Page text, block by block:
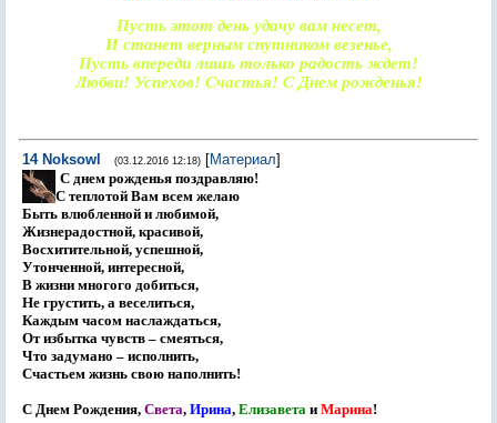
Пусть этот день удачу вам несет,
И станет верным спутником везенье,
Пусть впереди лишь только радость ждет!
Любви! Успехов! Счастья! С Днем рожденья!
14 Noksowl (03.12.2016 12:18) [Материал]
С днем рожденья поздравляю!
С теплотой Вам всем желаю
Быть влюбленной и любимой,
Жизнерадостной, красивой,
Восхитительной, успешной,
Утонченной, интересной,
В жизни многого добиться,
Не грустить, а веселиться,
Каждым часом наслаждаться,
От избытка чувств – смеяться,
Что задумано – исполнить,
Счастьем жизнь свою наполнить!
С Днем Рождения, Света, Ирина, Елизавета и Марина!